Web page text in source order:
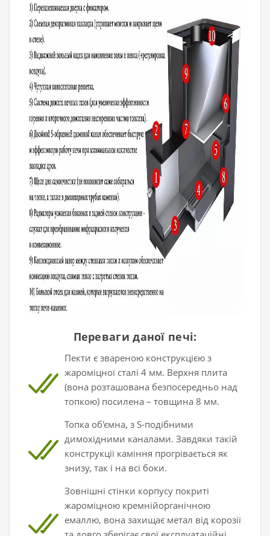
Переваги даної печі:
Пекти є звареною конструкцією з
жароміцної сталі 4 мм. Верхня плита
(вона розташована безпосередньо над
топкою) посилена – товщина 8 мм.
Топка об'ємна, з S-подібними
димохідними каналами. Завдяки такій
конструкції каміння прогрівається як
знизу, так і на всі боки.
Зовнішні стінки корпусу покриті
жароміцною кремнійорганічною
емаллю, вона захищає метал від корозії